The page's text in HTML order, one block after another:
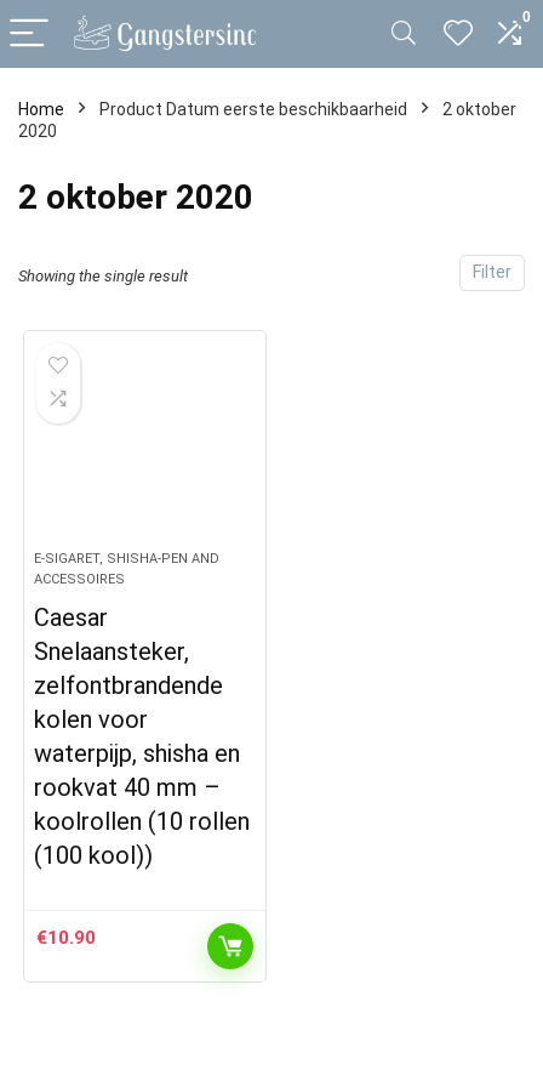
0
Home Product Datum eerste beschikbaarheid
2 oktober
2020
2 oktober 2020
Filter
Showing the single result
E-SIGARET, SHISHA-PEN AND
ACCESSOIRES
Caesar
Snelaansteker,
zelfontbrandende
kolen voor
waterpijp, shisha en
rookvat 40 mm –
koolrollen (10 rollen
(100 kool))
€10.90